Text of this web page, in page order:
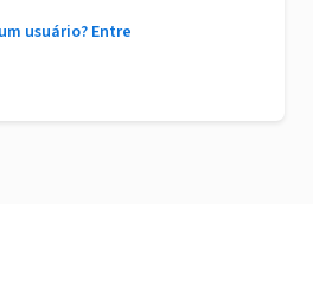
usuário? Entre